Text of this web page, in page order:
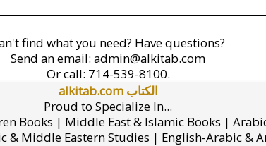
find what you need? Have questions?
Send an email: admin@alkitab.com
Or call: 714-539-8100.
alkitab.com الكتاب
Proud to Specialize In...
Books | Middle East & Islamic Books |
& Middle Eastern Studies | English-Arabic &